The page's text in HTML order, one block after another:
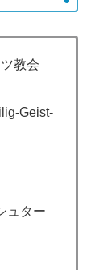
教会
Geist-
ュター